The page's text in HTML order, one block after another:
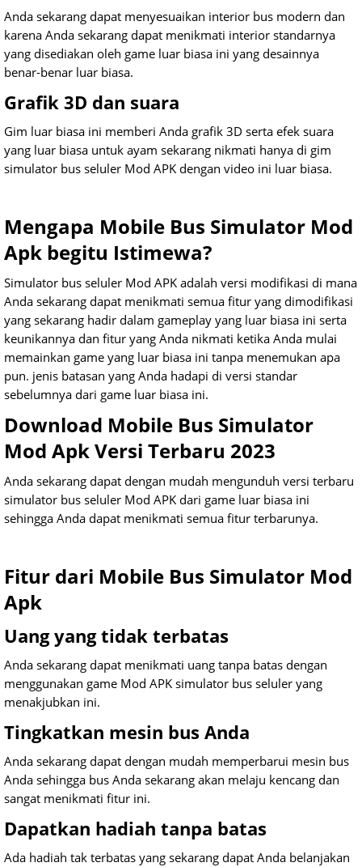
Anda sekarang dapat menyesuaikan interior bus modern dan
karena Anda sekarang dapat menikmati interior standarnya
yang disediakan oleh game luar biasa ini yang desainnya
benar-benar luar biasa.
Grafik 3D dan suara
Gim luar biasa ini memberi Anda grafik 3D serta efek suara
yang luar biasa untuk ayam sekarang nikmati hanya di gim
simulator bus seluler Mod APK dengan video ini luar biasa.
Mengapa Mobile Bus Simulator Mod
Apk begitu Istimewa?
Simulator bus seluler Mod APK adalah versi modifikasi di mana
Anda sekarang dapat menikmati semua fitur yang dimodifikasi
yang sekarang hadir dalam gameplay yang luar biasa ini serta
keunikannya dan fitur yang Anda nikmati ketika Anda mulai
memainkan game yang luar biasa ini tanpa menemukan apa
pun. jenis batasan yang Anda hadapi di versi standar
sebelumnya dari game luar biasa ini.
Download Mobile Bus Simulator
Mod Apk Versi Terbaru 2023
Anda sekarang dapat dengan mudah mengunduh versi terbaru
simulator bus seluler Mod APK dari game luar biasa ini
sehingga Anda dapat menikmati semua fitur terbarunya.
Fitur dari Mobile Bus Simulator Mod
Apk
Uang yang tidak terbatas
Anda sekarang dapat menikmati uang tanpa batas dengan
menggunakan game Mod APK simulator bus seluler yang
menakjubkan ini.
Tingkatkan mesin bus Anda
Anda sekarang dapat dengan mudah memperbarui mesin bus
Anda sehingga bus Anda sekarang akan melaju kencang dan
sangat menikmati fitur ini.
Dapatkan hadiah tanpa batas
Ada hadiah tak terbatas yang sekarang dapat Anda belanjakan